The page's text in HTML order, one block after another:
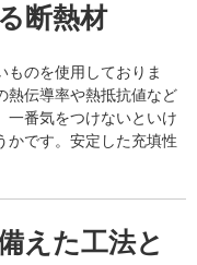
断熱材
ものを使用しておりま
熱伝導率や熱抵抗値など
一番気をつけないといけ
かです。安定した充填性
えた工法と